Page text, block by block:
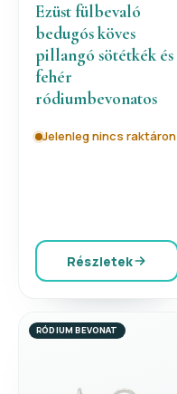
Ezüst fülbevaló
bedugós köves
pillangó sötétkék és
fehér
ródiumbevonatos
Jelenleg nincs raktáron
Részletek
RÓDIUM BEVONAT